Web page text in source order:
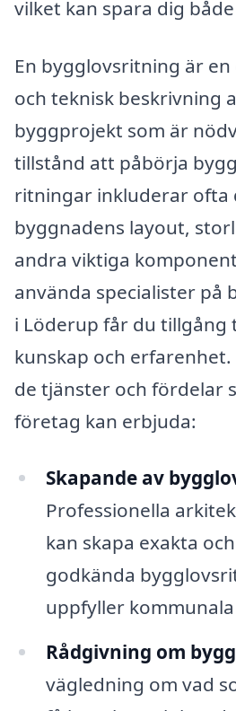
vilket kan spara dig
En bygglovsritning är
och teknisk beskrivning
byggprojekt som är
tillstånd att påbörja
ritningar inkluderar ofta
byggnadens layout,
andra viktiga
använda specialister på
i Löderup får du tillgång
kunskap och
de tjänster och fördelar
företag kan erbjuda:
Skapande av
Professionella
kan skapa exakta
godkända
uppfyller
Rådgivning om
vägledning om vad